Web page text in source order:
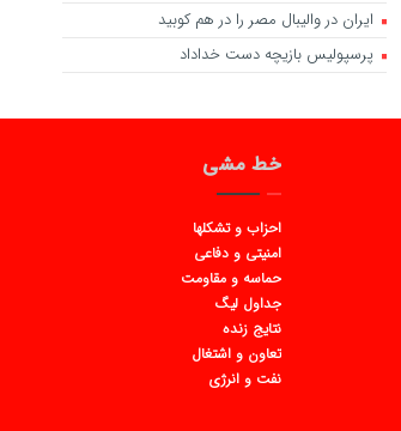
ایران در والیبال مصر را در هم کوبید
پرسپولیس بازیچه دست خداداد
خط مشی
احزاب و تشکلها
امنیتی و دفاعی
حماسه و مقاومت
جداول لیگ
نتایج زنده
تعاون و اشتغال
نفت و انرژی